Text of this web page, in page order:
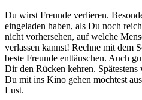
Du wirst Freunde verlieren.
eingeladen haben, als Du noch
nicht vorhersehen, auf welche
verlassen kannst! Rechne mit dem
beste Freunde enttäuschen. Auch
Dir den Rücken kehren.
Du mit ins Kino gehen möchtest
Lust.